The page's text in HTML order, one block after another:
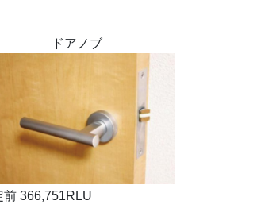
ドアノブ
前 366,751RLU